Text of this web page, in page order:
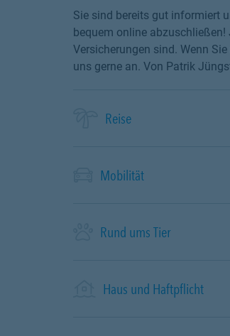
Sie sind bereits gut informiert
bequem online
Versicherungen sind. Wenn
uns gerne an. Von Patrik
Reise
Mobilität
Rund ums Tier
Haus und Haftpflicht